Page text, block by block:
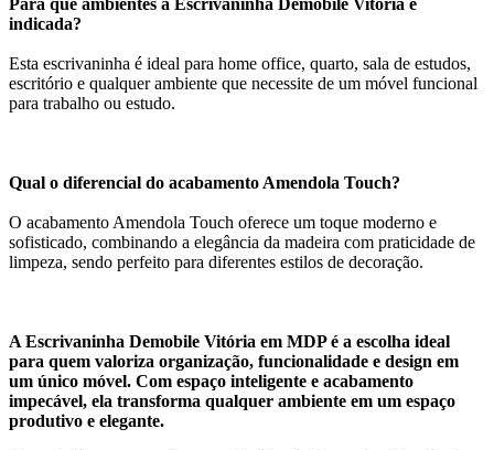
Para que ambientes a Escrivaninha Demobile Vitória é
indicada?
Esta escrivaninha é ideal para home office, quarto, sala de estudos,
escritório e qualquer ambiente que necessite de um móvel funcional
para trabalho ou estudo.
Qual o diferencial do acabamento Amendola Touch?
O acabamento Amendola Touch oferece um toque moderno e
sofisticado, combinando a elegância da madeira com praticidade de
limpeza, sendo perfeito para diferentes estilos de decoração.
A Escrivaninha Demobile Vitória em MDP é a escolha ideal
para quem valoriza organização, funcionalidade e design em
um único móvel. Com espaço inteligente e acabamento
impecável, ela transforma qualquer ambiente em um espaço
produtivo e elegante.